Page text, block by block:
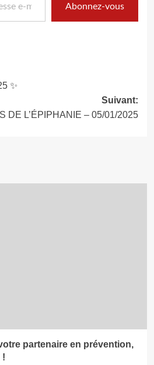
Abonnez-vous
✨
Suivant:
DE L’ÉPIPHANIE – 05/01/2025
partenaire en prévention,
!